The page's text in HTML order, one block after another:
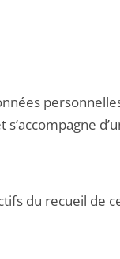
du recueil de